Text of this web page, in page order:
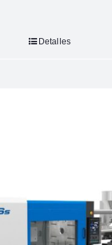
Detalles